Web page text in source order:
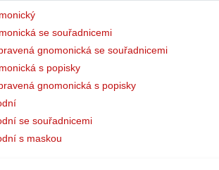
se souřadnicemi
gnomonická se souřadnicemi
s popisky
gnomonická s popisky
se souřadnicemi
s maskou